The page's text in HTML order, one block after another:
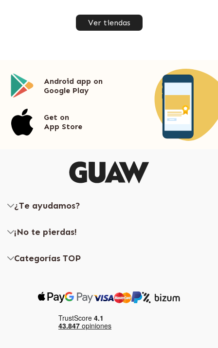
Ver tiendas
Android app on
Google Play
Get on
App Store
¿Te ayudamos?
¡No te pierdas!
Categorías TOP